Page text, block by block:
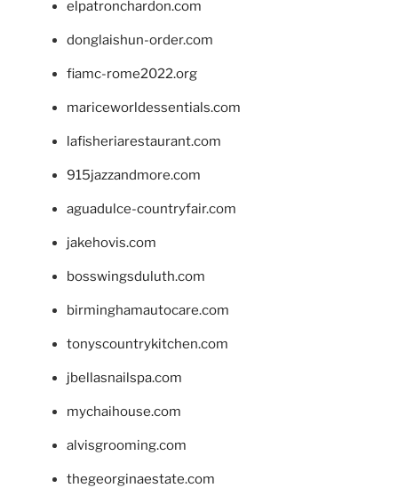
elpatronchardon.com
donglaishun-order.com
fiamc-rome2022.org
mariceworldessentials.com
lafisheriarestaurant.com
915jazzandmore.com
aguadulce-countryfair.com
jakehovis.com
bosswingsduluth.com
birminghamautocare.com
tonyscountrykitchen.com
jbellasnailspa.com
mychaihouse.com
alvisgrooming.com
thegeorginaestate.com